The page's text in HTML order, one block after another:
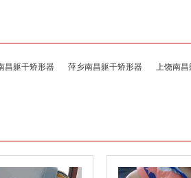
昌躯干矫形器 萍乡南昌躯干矫形器
上饶南昌